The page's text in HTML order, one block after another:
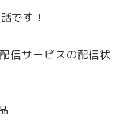
です！
信サービスの配信状